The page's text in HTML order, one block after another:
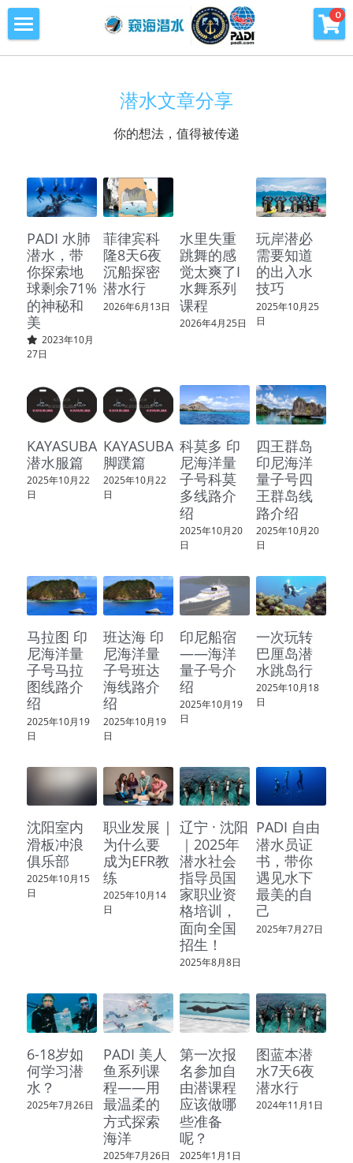
0
首页
潜水海洋公益环保
旅行及潜水旅行
窥海潜水训练基地
潜水知识库
PADI周边产品
会员专区
参加课程
俱乐部介绍
服务伙伴
潜水文章分享
你的想法，值得被传递
PADI 水肺
潜水，带
你探索地
球剩余71%
的神秘和
美
2023年10月
27日
菲律宾科
隆8天6夜
沉船探密
潜水行
2026年6月13日
水里失重
跳舞的感
觉太爽了I
水舞系列
课程
2026年4月25日
玩岸潜必
需要知道
的出入水
技巧
2025年10月25
日
KAYASUBA
潜水服篇
2025年10月22
日
KAYASUBA
脚蹼篇
2025年10月22
日
科莫多 印
尼海洋量
子号科莫
多线路介
绍
2025年10月20
日
四王群岛
印尼海洋
量子号四
王群岛线
路介绍
2025年10月20
日
马拉图 印
尼海洋量
子号马拉
图线路介
绍
2025年10月19
日
班达海 印
尼海洋量
子号班达
海线路介
绍
2025年10月19
日
印尼船宿
——海洋
量子号介
绍
2025年10月19
日
一次玩转
巴厘岛潜
水跳岛行
2025年10月18
日
沈阳室内
滑板冲浪
俱乐部
2025年10月15
日
职业发展 |
为什么要
成为EFR教
练
2025年10月14
日
辽宁 · 沈阳
｜2025年
潜水社会
指导员国
家职业资
格培训，
面向全国
招生！
2025年8月8日
PADI 自由
潜水员证
书，带你
遇见水下
最美的自
己
2025年7月27日
6-18岁如
何学习潜
水？
2025年7月26日
PADI 美人
鱼系列课
程——用
最温柔的
方式探索
海洋
2025年7月26日
第一次报
名参加自
由潜课程
应该做哪
些准备
呢？
2025年1月1日
图蓝本潜
水7天6夜
潜水行
2024年11月1日
×
商品分类